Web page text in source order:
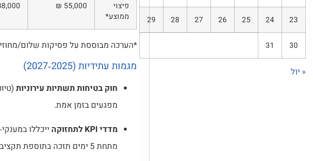
23
24
25
26
27
28
29
30
31
« יול
פיצוי
ממוצע*
‎₪ 55,000
*הערכה מבוססת על פסיקות שלום/מחוזי 2023‑2024.
מגמות עתידיות (2025‑2027)
חוק בטיחות תשתיות עירוניות
מפגעים בזמן אמת.
מדדי KPI לתחזוקה
ייכללו
מתחת 5 ימים תזכה בתוספת תקציב.